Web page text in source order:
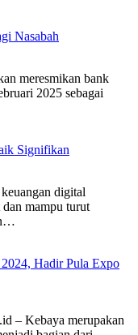
Nasabah
meresmikan bank
2025 sebagai
Signifikan
digital
dan mampu turut
Hadir Pula Expo
– Kebaya merupakan